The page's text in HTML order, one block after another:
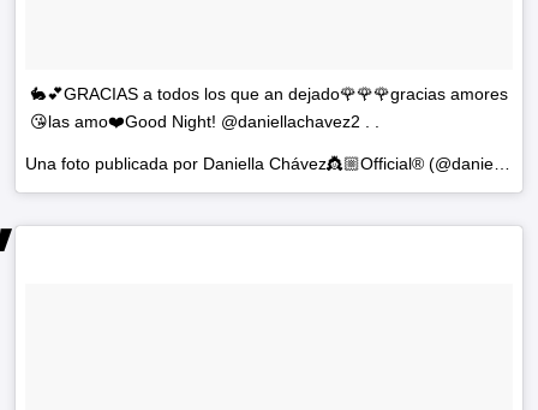
🐇💕GRACIAS a todos los que an dejado🌹🌹🌹gracias amores
😘las amo❤️Good Night! @daniellachavez2 . .